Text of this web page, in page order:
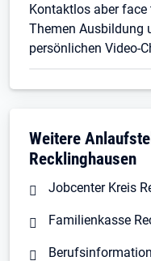
Kontaktlos aber
Themen Ausbildung
persönlichen Video-
Weitere
Recklinghausen
Jobcenter Kreis
Familienkasse